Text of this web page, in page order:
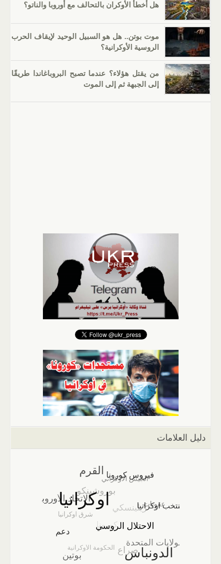
هل أخطأ الأوكران بالتحالف مع أوروبا والناتو؟
موت بوتن.. هل هو السبيل الوحيد لإيقاف الحرب
الروسية الأوكرانية؟
من يقتل هؤلاء؟ عندما تصبح البروباغاندا طريقًا
إلى الجبهة ثم إلى الموت
دليل العلامات